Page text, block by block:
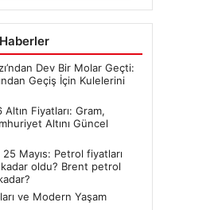
Dev Bir Molar Geçti:
Geçiş İçin Kulelerini
Fiyatları: Gram,
Altını Güncel
Mayıs: Petrol fiyatları
oldu? Brent petrol
ve Modern Yaşam